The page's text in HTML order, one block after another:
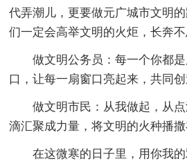
代弄潮儿，更要做元广城市文明
们一定会高举文明的火炬，长奔
做文明公务员：每一个你都
口，让每一扇窗口亮起来，共同创
做文明市民：从我做起，从
滴汇聚成力量，将文明的火种播撒
在这微寒的日子里，用你我